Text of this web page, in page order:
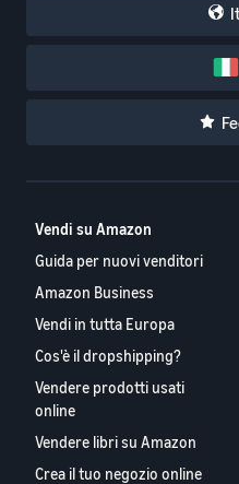
Vendi su Amazon
Guida per nuovi venditori
Amazon Business
Vendi in tutta Europa
Cos'è il dropshipping?
Vendere prodotti usati
online
Vendere libri su Amazon
Crea il tuo negozio online